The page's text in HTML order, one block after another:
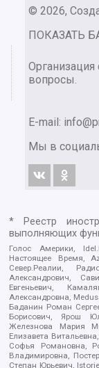
© 2026,
ПОКАЗАТЬ
вопросы.
E-mail:
Мы в
* Реестр
выполняющих
Голос Америки,
Настоящее Время,
Север.Реалии,
Александрович,
Евгеньевич,
Александровна,
Баданин Роман
Борисович, Ярош
Железнова Мария
Елизавета
Софья Романовна,
Владимировна,
Степан Юрьевич,